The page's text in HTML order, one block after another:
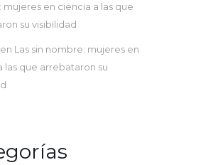
mujeres en ciencia a las que
su visibilidad
en Las sin nombre: mujeres en
las que arrebataron su